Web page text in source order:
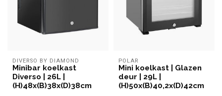
DIVERSO BY DIAMOND
Minibar koelkast
Diverso | 26L |
(H)48x(B)38x(D)38cm
POLAR
Mini koelkast | Glazen
deur | 29L |
(H)50x(B)40,2x(D)42cm